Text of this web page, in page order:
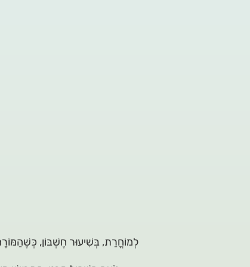
לְמוֹחֳרַת, בְּשִׁיעוּר חֶשְׁבּוֹן,